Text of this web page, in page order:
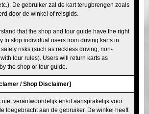
De gebruiker zal de kart terugbrengen zoals
door de winkel of reisgids.
that the shop and tour guide have the right
to stop individual users from driving karts in
risks (such as reckless driving, non-
tour rules). Users will return karts as
the shop or tour guide.
/ Shop Disclaimer]
niet verantwoordelijk en/of aansprakelijk voor
toegebracht aan de gebruiker. De winkel heeft